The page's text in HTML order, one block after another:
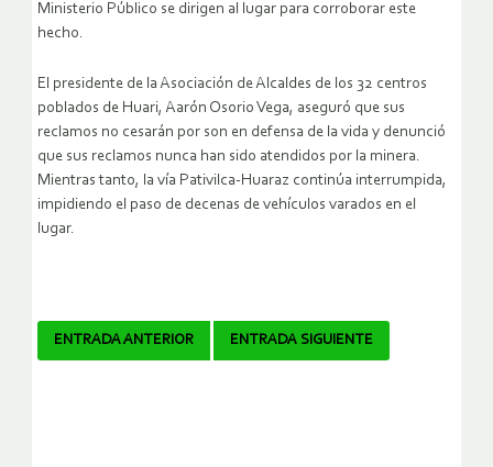
Ministerio Público se dirigen al lugar para corroborar este
hecho.
El presidente de la Asociación de Alcaldes de los 32 centros
poblados de Huari, Aarón Osorio Vega, aseguró que sus
reclamos no cesarán por son en defensa de la vida y denunció
que sus reclamos nunca han sido atendidos por la minera.
Mientras tanto, la vía Pativilca-Huaraz continúa interrumpida,
impidiendo el paso de decenas de vehículos varados en el
lugar.
Navegador
ENTRADA ANTERIOR ENTRADA SIGUIENTE